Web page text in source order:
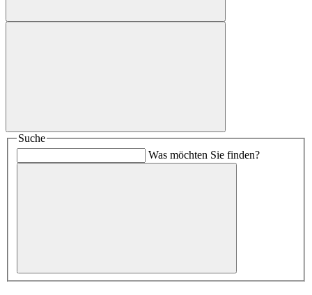
Suche
Was möchten Sie finden?